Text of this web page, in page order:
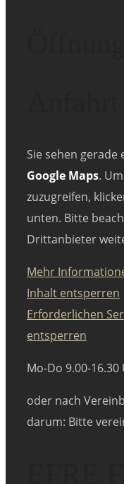
Sie sehen
Google Maps.
zuzugreifen,
unten. Bitte
Drittanbieter
Mehr
Inhalt entsperren
Erforderlichen
entsperren
Mo-Do 9.00-
oder nach
darum: Bitte